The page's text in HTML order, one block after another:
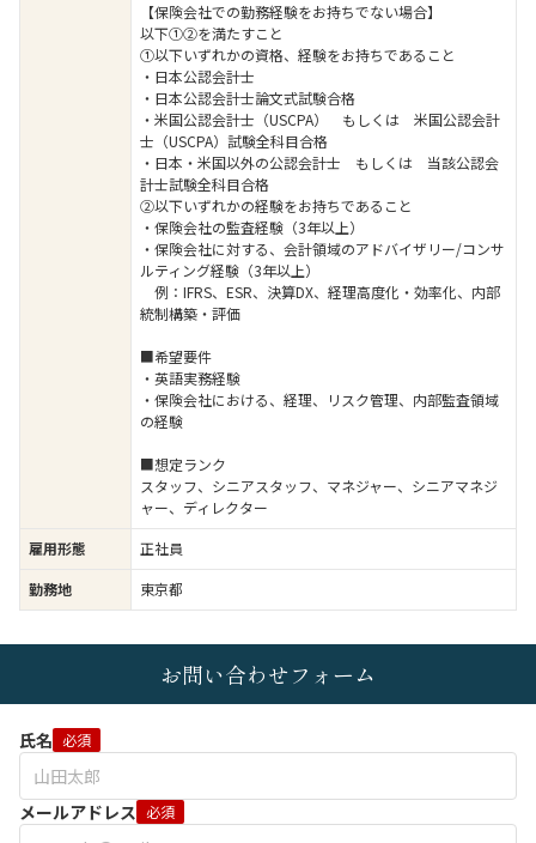
【保険会社での勤務経験をお持ちでない場合】
以下①②を満たすこと
①以下いずれかの資格、経験をお持ちであること
・日本公認会計士
・日本公認会計士論文式試験合格
・米国公認会計士（USCPA） もしくは 米国公認会計
士（USCPA）試験全科目合格
・日本・米国以外の公認会計士 もしくは 当該公認会
計士試験全科目合格
②以下いずれかの経験をお持ちであること
・保険会社の監査経験（3年以上）
・保険会社に対する、会計領域のアドバイザリー/コンサ
ルティング経験（3年以上）
例：IFRS、ESR、決算DX、経理高度化・効率化、内部
統制構築・評価
■希望要件
・英語実務経験
・保険会社における、経理、リスク管理、内部監査領域
の経験
■想定ランク
スタッフ、シニアスタッフ、マネジャー、シニアマネジ
ャー、ディレクター
雇用形態
正社員
勤務地
東京都
お問い合わせフォーム
氏名 必須
メールアドレス 必須